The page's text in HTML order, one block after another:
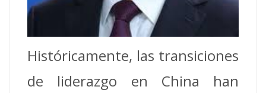
Históricamente, las transiciones
de liderazgo en China han